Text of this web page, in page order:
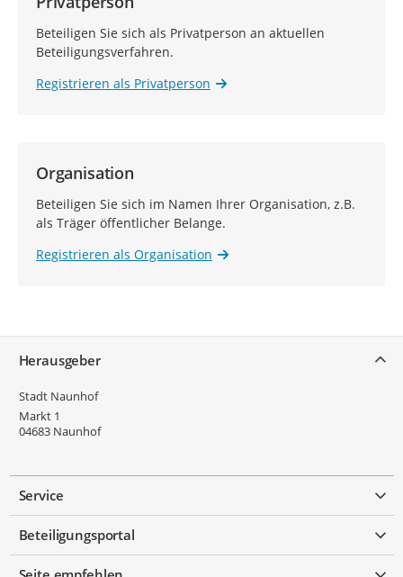
Beteiligen Sie sich als Privatperson an aktuellen
Beteiligungsverfahren.
Registrieren als Privatperson
Organisation
Beteiligen Sie sich im Namen Ihrer Organisation, z.B.
als Träger öffentlicher Belange.
Registrieren als Organisation
Herausgeber
Stadt Naunhof
Markt 1
04683 Naunhof
Service
Beteiligungsportal